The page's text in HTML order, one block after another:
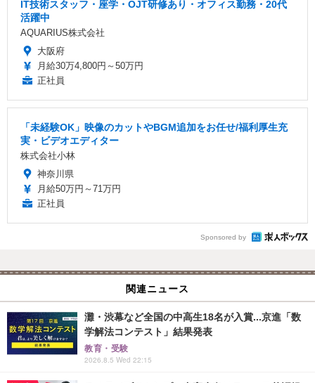
IT技術スタッフ・座学・OJT研修あり・オフィス勤務・20代
活躍中
AQUARIUS株式会社
大阪府
月給30万4,800円～50万円
正社員
「未経験OK」映像のカットやBGM追加をお任せ/福利厚生充
実・ビデオエディター
株式会社小林
神奈川県
月給50万円～71万円
正社員
Sponsored by
関連ニュース
灘・渋幕など全国の中高生18名が入賞...京進「数
学解法コンテスト」結果発表
教育・受験
2026.8.5 Wed 22:15